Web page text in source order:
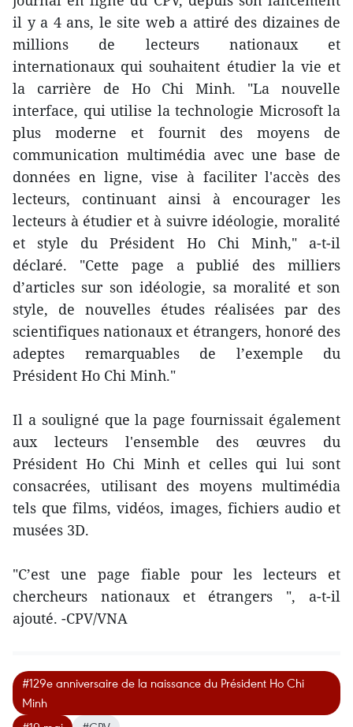
il y a 4 ans, le site web a attiré des dizaines de
millions de lecteurs nationaux et
internationaux qui souhaitent étudier la vie et
la carrière de Ho Chi Minh. "La nouvelle
interface, qui utilise la technologie Microsoft la
plus moderne et fournit des moyens de
communication multimédia avec une base de
données en ligne, vise à faciliter l'accès des
lecteurs, continuant ainsi à encourager les
lecteurs à étudier et à suivre idéologie, moralité
et style du Président Ho Chi Minh," a-t-il
déclaré. "Cette page a publié des milliers
d’articles sur son idéologie, sa moralité et son
style, de nouvelles études réalisées par des
scientifiques nationaux et étrangers, honoré des
adeptes remarquables de l’exemple du
Président Ho Chi Minh."
Il a souligné que la page fournissait également
aux lecteurs l'ensemble des œuvres du
Président Ho Chi Minh et celles qui lui sont
consacrées, utilisant des moyens multimédia
tels que films, vidéos, images, fichiers audio et
musées 3D.
"C’est une page fiable pour les lecteurs et
chercheurs nationaux et étrangers ", a-t-il
ajouté. -CPV/VNA
#129e anniversaire de la naissance du Président Ho Chi
Minh